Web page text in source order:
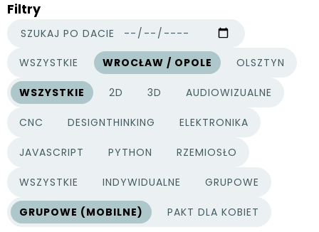
Filtry
SZUKAJ PO DACIE
WSZYSTKIE
MIASTA
WROCŁAW / OPOLE OLSZTYN
WSZYSTKIE
KATEGORIE PROJEKTÓW
2D 3D AUDIOWIZUALNE
CNC DESIGNTHINKING ELEKTRONIKA
JAVASCRIPT PYTHON RZEMIOSŁO
WSZYSTKIE
TYPY PROJEKTÓW
INDYWIDUALNE GRUPOWE
GRUPOWE (MOBILNE) PAKT DLA KOBIET